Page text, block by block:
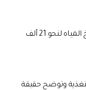
تأهيل محطة مياه مراط بدير الزور لإعادة ضخ المياه لنحو 21 ألف
وتوضح حقيقة